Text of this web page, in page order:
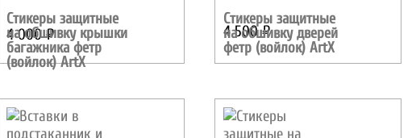
Стикеры защитные
на обшивку крышки
багажника фетр
(войлок) ArtX
4 000₽
Стикеры защитные
на обшивку дверей
фетр (войлок) ArtX
4 500₽